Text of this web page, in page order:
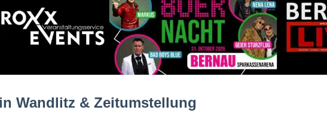
Wandlitz & Zeitumstellung